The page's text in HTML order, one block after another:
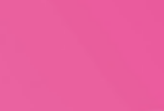
& Co. KG
Brand